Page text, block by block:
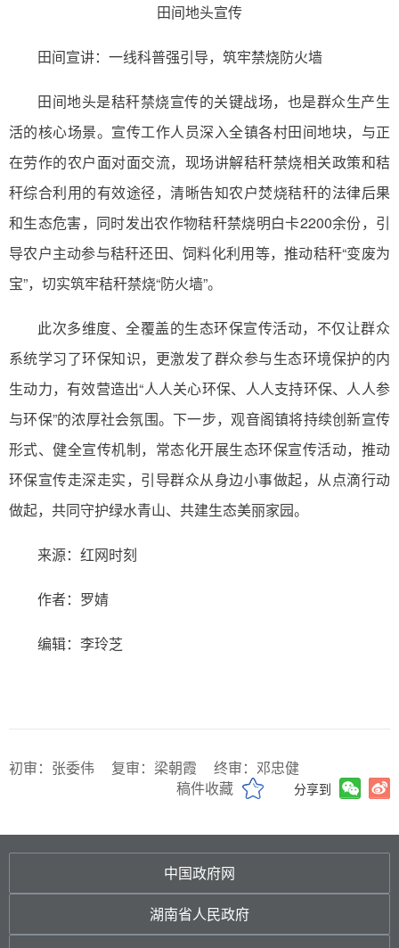
田间地头宣传
田间宣讲：一线科普强引导，筑牢禁烧防火墙
田间地头是秸秆禁烧宣传的关键战场，也是群众生产生
活的核心场景。宣传工作人员深入全镇各村田间地块，与正
在劳作的农户面对面交流，现场讲解秸秆禁烧相关政策和秸
秆综合利用的有效途径，清晰告知农户焚烧秸秆的法律后果
和生态危害，同时发出农作物秸秆禁烧明白卡2200余份，引
导农户主动参与秸秆还田、饲料化利用等，推动秸秆“变废为
宝”，切实筑牢秸秆禁烧“防火墙”。
此次多维度、全覆盖的生态环保宣传活动，不仅让群众
系统学习了环保知识，更激发了群众参与生态环境保护的内
生动力，有效营造出“人人关心环保、人人支持环保、人人参
与环保”的浓厚社会氛围。下一步，观音阁镇将持续创新宣传
形式、健全宣传机制，常态化开展生态环保宣传活动，推动
环保宣传走深走实，引导群众从身边小事做起，从点滴行动
做起，共同守护绿水青山、共建生态美丽家园。
来源：红网时刻
作者：罗婧
编辑：李玲芝
初审：张委伟 复审：梁朝霞
终审：邓忠健
稿件收藏
分享到
中国政府网
湖南省人民政府